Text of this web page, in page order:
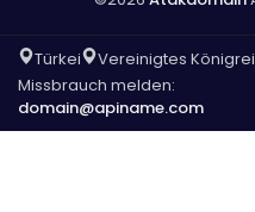
Türkei Vereinigtes
Missbrauch melden:
domain@apiname.com